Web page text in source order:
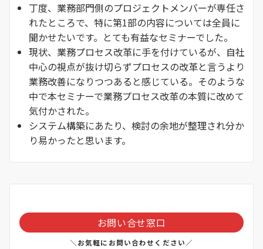
丁度、業務部門側のプロジェクトメンバーが専任さ
れたところで、特に第1部の内容については全員に
聞かせたいです。とても有益なセミナーでした。
現状、業務プロセス改革に手を付けているが、自社
中心の視点が抜け切らずプロセスの改革と言うより
業務改善になりつつあると感じている。そのような
中で本セミナーで業務プロセス改革の本質に改めて
気付かされた。
システム構築にあたり、検討の余地が整理され分か
り易かったと思います。
お問い合せ窓口
＼お気軽にお問い合わせください／